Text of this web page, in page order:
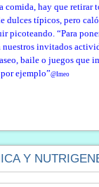
hay que retirar
dulces típicos, pero
picoteando. “Para
nuestros invitados
baile o juegos que
ejemplo”@Imeo
Y